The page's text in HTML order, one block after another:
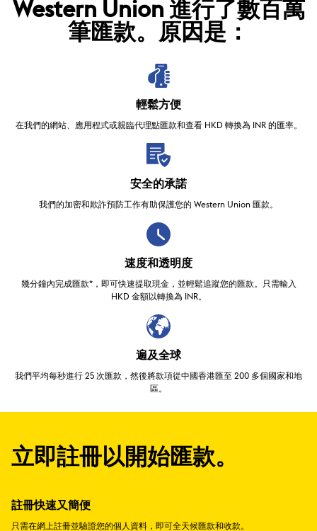
Western Union 進行了數百萬
筆匯款。原因是：
輕鬆方便
在我們的網站、應用程式或親臨代理點匯款和查看 HKD 轉換為 INR 的匯率。
安全的承諾
我們的加密和欺詐預防工作有助保護您的 Western Union 匯款。
速度和透明度
幾分鐘內完成匯款*，即可快速提取現金，並輕鬆追蹤您的匯款。只需輸入
HKD 金額以轉換為 INR。
遍及全球
我們平均每秒進行 25 次匯款，然後將款項從中國香港匯至 200 多個國家和地
區。
立即註冊以開始匯款。
註冊快速又簡便
只需在網上註冊並驗證您的個人資料，即可全天候匯款和收款。